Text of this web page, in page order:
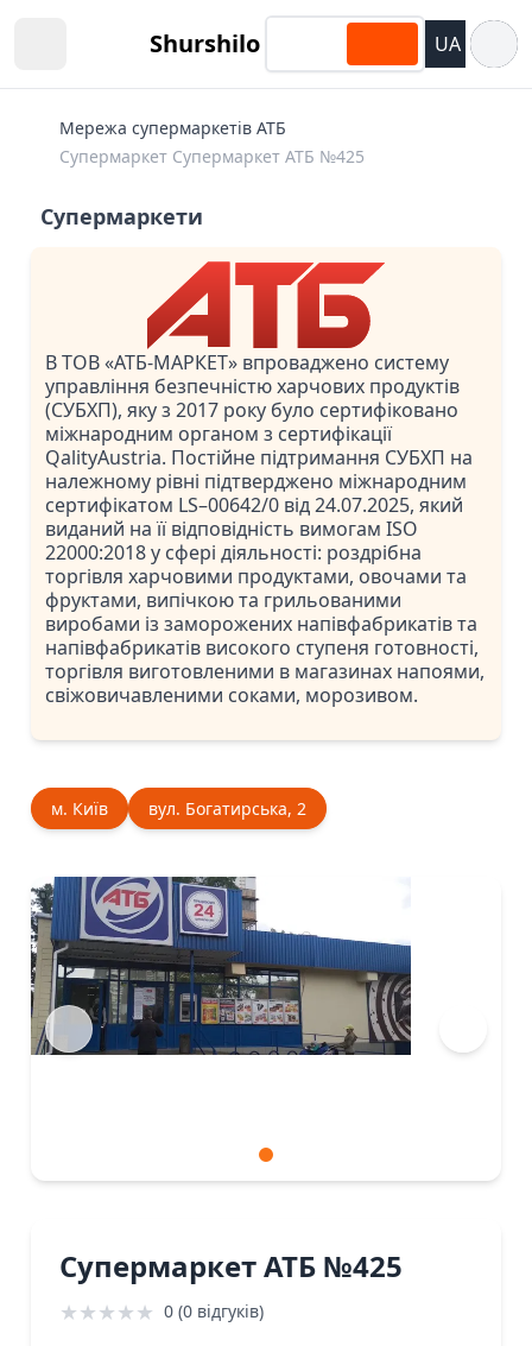
Shurshilo UA
Мережа супермаркетів АТБ
Супермаркет Супермаркет АТБ №425
Супермаркети
В ТОВ «АТБ-МАРКЕТ» впроваджено систему
управління безпечністю харчових продуктів
(СУБХП), яку з 2017 року було сертифіковано
міжнародним органом з сертифікації
QalityAustria. Постійне підтримання СУБХП на
належному рівні підтверджено міжнародним
сертифікатом LS–00642/0 від 24.07.2025, який
виданий на її відповідність вимогам ISO
22000:2018 у сфері діяльності: роздрібна
торгівля харчовими продуктами, овочами та
фруктами, випічкою та грильованими
виробами із заморожених напівфабрикатів та
напівфабрикатів високого ступеня готовності,
торгівля виготовленими в магазинах напоями,
свіжовичавленими соками, морозивом.
м. Київ вул. Богатирська, 2
Супермаркет АТБ №425
★★★★★ 0 (0 відгуків)